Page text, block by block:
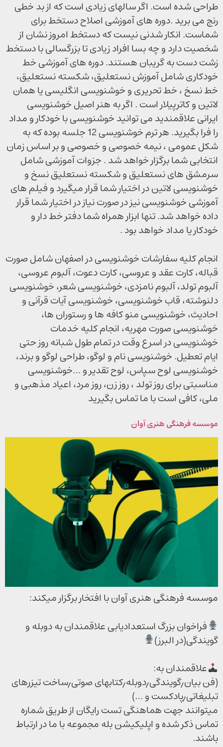
طراحی شده است. اگر سالهای زیادی است که از بد خطی
رنج می برید .دوره های آموزشی اصلاح دستخط برای
شماست. انکار شدنی نیست که دستخط امروز نشان از
شخصیت دارد و چه بسا افراد زیادی تا بزرگسالی با دستخط
زشت دست به گریبان هستند. دوره های آموزشی خط
خودکاری شامل آموزش نستعلیق، شکسته نستعلیق،
خط نسخ ، خط تحریری و خوشنویسی انگلیسی یا همان
لاتین و کاترپیلار است . اگر به هنر اصیل خوشنویسی
ایرانی علاقمندید می توانید خوشنویسی با خودکار و مداد
را فرا بگیرید. هر ترم خوشنویسی 12 جلسه بوده که به
شکل عمومی ، نیمه خصوصی و خصوصی و بر اساس زمان
انتخابی شما برگزار خواهد شد . جزوات آموزشی شامل
سرمشق های نستعلیق و شکسته نستعلیق نسخ و
خوشنویسی لاتین در اختیار شما قرار میگیرد و فیلم های
آموزشی خوشنویسی نیز در صورت نیاز در اختیار شما قرار
داده خواهد شد. تنها ابزار همراه شما دفتر خط دار و
خودکار یا مداد خواهد بود .
انجام کلیه سفارشات خوشنویسی در اصفهان شامل صورت
قباله، کارت عقد و عروسی، کارت دعوت، آلبوم عروسی،
آلبوم تولد، آلبوم نامزدی، خوشنویسی شعر، خوشنویسی
دلنوشته، قاب خوشنویسی، خوشنویسی آیات قرآنی و
احادیث، خوشنویسی منو کافه ها و رستوران ها،
خوشنویسی صورت مهریه، انجام کلیه خدمات
خوشنویسی در اسرع وقت در تمام طول شبانه روز حتی
ایام تعطیل. خوشنویسی نام و لوگو، طراحی لوگو و برند،
خوشنویسی لوح سپاس، لوح تقدیر و …خوشنویسی
مناسبتی برای روز تولد ، روز زن، روز مرد، اعیاد مذهبی و
ملی، کافی است با ما تماس بگیرید
موسسه فرهنگی هنری آوان
موسسه فرهنگی هنری آوان با افتخار برگزار میکند:
فراخوان بزرگ استعدادیابی علاقمندان به دوبله و
گویندگی(در البرز)
علاقمندان به:
(فن بیان٫گویندگی٫دوبله٫کتابهای صوتی٫ساخت تیزرهای
تبلیغاتی٫پادکست و …)
میتوانند جهت هماهنگی تست رایگان از طریق شماره
تماس ذکر شده و اپلیکیشن بله مجموعه با ما در ارتباط
باشند.